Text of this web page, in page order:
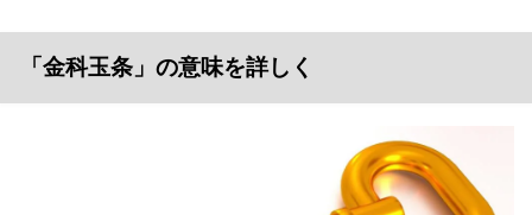
「金科玉条」の意味を詳しく